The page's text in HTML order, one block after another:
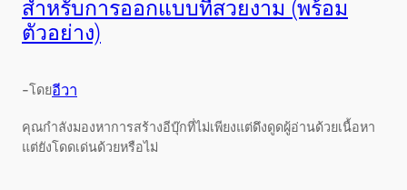
สำหรับการออกแบบที่สวยงาม (พร้อม
ตัวอย่าง)
-โดยอีวา
คุณกำลังมองหาการสร้างอีบุ๊กที่ไม่เพียงแต่ดึงดูดผู้อ่านด้วยเนื้อหา
แต่ยังโดดเด่นด้วยหรือไม่